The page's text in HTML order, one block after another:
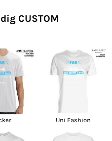
CUSTOM
Uni Fashion